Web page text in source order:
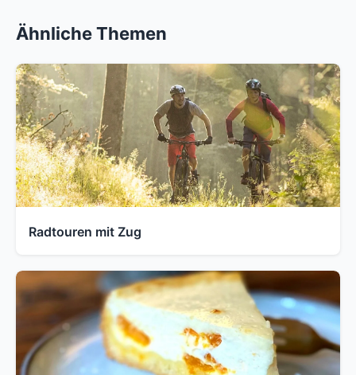
Ähnliche Themen
Radtouren mit Zug